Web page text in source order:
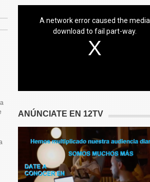
A network error caused the media
download to fail part-way.
ANÚNCIATE EN 12TV